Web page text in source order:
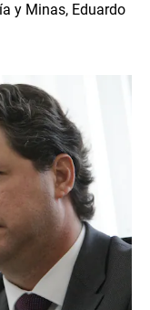
y Minas, Eduardo